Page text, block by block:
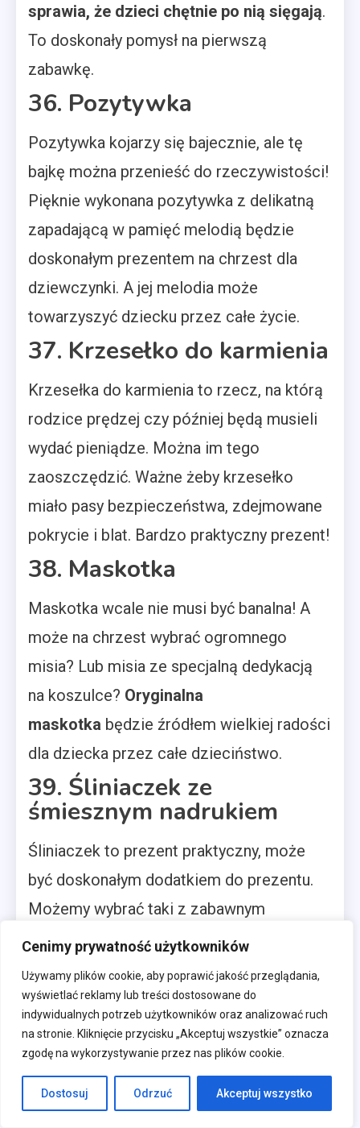
Cenimy prywatność użytkowników
Używamy plików cookie, aby poprawić jakość przeglądania,
wyświetlać reklamy lub treści dostosowane do
indywidualnych potrzeb użytkowników oraz analizować ruch
na stronie. Kliknięcie przycisku „Akceptuj wszystkie” oznacza
zgodę na wykorzystywanie przez nas plików cookie.
Dostosuj Odrzuć Akceptuj wszystko
sprawia, że dzieci chętnie po nią sięgają.
To doskonały pomysł na pierwszą
zabawkę.
36. Pozytywka
Pozytywka kojarzy się bajecznie, ale tę
bajkę można przenieść do rzeczywistości!
Pięknie wykonana pozytywka z delikatną
zapadającą w pamięć melodią będzie
doskonałym prezentem na chrzest dla
dziewczynki. A jej melodia może
towarzyszyć dziecku przez całe życie.
37. Krzesełko do karmienia
Krzesełka do karmienia to rzecz, na którą
rodzice prędzej czy później będą musieli
wydać pieniądze. Można im tego
zaoszczędzić. Ważne żeby krzesełko
miało pasy bezpieczeństwa, zdejmowane
pokrycie i blat. Bardzo praktyczny prezent!
38. Maskotka
Maskotka wcale nie musi być banalna! A
może na chrzest wybrać ogromnego
misia? Lub misia ze specjalną dedykacją
na koszulce? Oryginalna
maskotka będzie źródłem wielkiej radości
dla dziecka przez całe dzieciństwo.
39. Śliniaczek ze
śmiesznym nadrukiem
Śliniaczek to prezent praktyczny, może
być doskonałym dodatkiem do prezentu.
Możemy wybrać taki z zabawnym
nadrukiem, który sprawi wiele radości
rodzicom. Przyda się trochę śmiechu przy
stole!
40. Nosidełko
ergonomiczne
Jeśli rodzice dziecka lubią czuć się